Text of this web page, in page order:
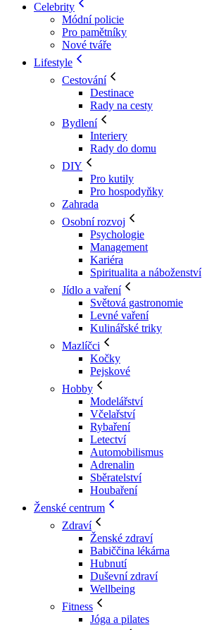
Celebrity
Módní policie
Pro pamětníky
Nové tváře
Lifestyle
Cestování
Destinace
Rady na cesty
Bydlení
Interiery
Rady do domu
DIY
Pro kutily
Pro hospodyňky
Zahrada
Osobní rozvoj
Psychologie
Management
Kariéra
Spiritualita a náboženství
Jídlo a vaření
Světová gastronomie
Levné vaření
Kulinářské triky
Mazlíčci
Kočky
Pejskové
Hobby
Modelářství
Včelařství
Rybaření
Letectví
Automobilismus
Adrenalin
Sběratelství
Houbaření
Ženské centrum
Zdraví
Ženské zdraví
Babiččina lékárna
Hubnutí
Duševní zdraví
Wellbeing
Fitness
Jóga a pilates